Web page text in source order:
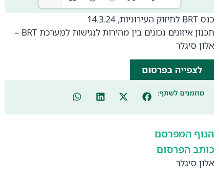
כנס BRT לחיזוק העירוניות, 14.3.24
תכנון איזונים נכונים בין מהירות לנגישות למערכת BRT –
אלון סיגלר
לצפייה בפרסום
מוזמנים לשתף:
הגוף המפרסם
כותב הפרסום
אלון סיגלר